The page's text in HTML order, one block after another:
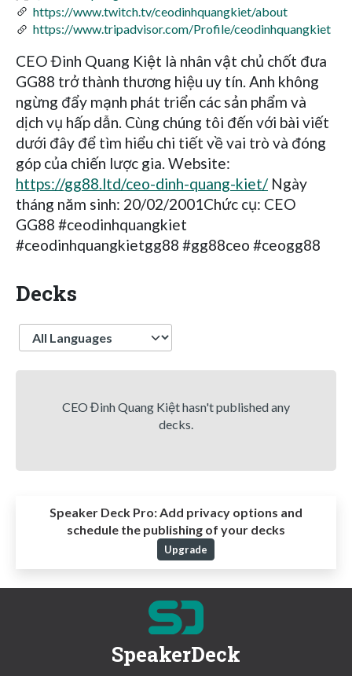
https://www.twitch.tv/ceodinhquangkiet/about
https://www.tripadvisor.com/Profile/ceodinhquangkiet
CEO Đinh Quang Kiệt là nhân vật chủ chốt đưa
GG88 trở thành thương hiệu uy tín. Anh không
ngừng đẩy mạnh phát triển các sản phẩm và
dịch vụ hấp dẫn. Cùng chúng tôi đến với bài viết
dưới đây để tìm hiểu chi tiết về vai trò và đóng
góp của chiến lược gia. Website:
https://gg88.ltd/ceo-dinh-quang-kiet/ Ngày
tháng năm sinh: 20/02/2001Chức cụ: CEO
GG88 #ceodinhquangkiet
#ceodinhquangkietgg88 #gg88ceo #ceogg88
Decks
Language
CEO Đinh Quang Kiệt hasn't published any
decks.
Speaker Deck Pro:Add privacy options and
schedule the publishing of your decks
Upgrade
SpeakerDeck